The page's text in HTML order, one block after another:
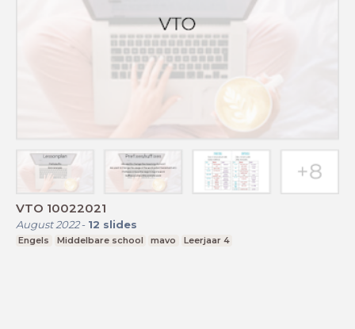
VTO 10022021
August 2022- 12 slides
Engels Middelbare school mavo Leerjaar 4